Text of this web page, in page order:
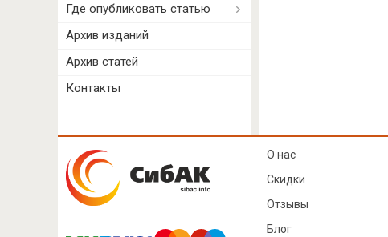
Где опубликовать статью
Архив изданий
Архив статей
Контакты
О нас
Скидки
Отзывы
Блог